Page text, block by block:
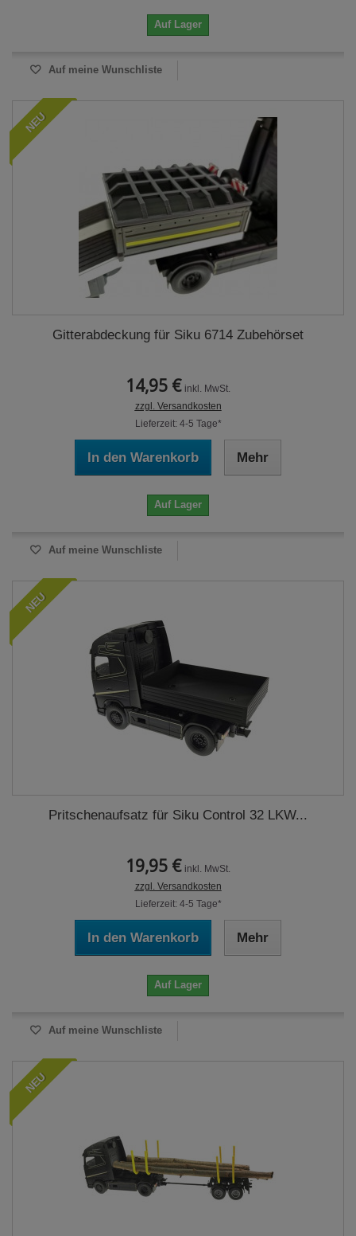
Auf Lager
Auf meine Wunschliste
NEU
Gitterabdeckung für Siku 6714 Zubehörset
14,95 € inkl. MwSt.
zzgl. Versandkosten
Lieferzeit: 4-5 Tage*
In den Warenkorb Mehr
Auf Lager
Auf meine Wunschliste
NEU
Pritschenaufsatz für Siku Control 32 LKW...
19,95 € inkl. MwSt.
zzgl. Versandkosten
Lieferzeit: 4-5 Tage*
In den Warenkorb Mehr
Auf Lager
Auf meine Wunschliste
NEU